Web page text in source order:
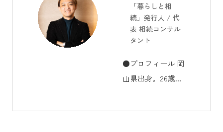
「暮らしと相
続」発行人 / 代
表 相続コンサル
タント
●プロフィール 岡
山県出身。26歳で
店「デザインライ